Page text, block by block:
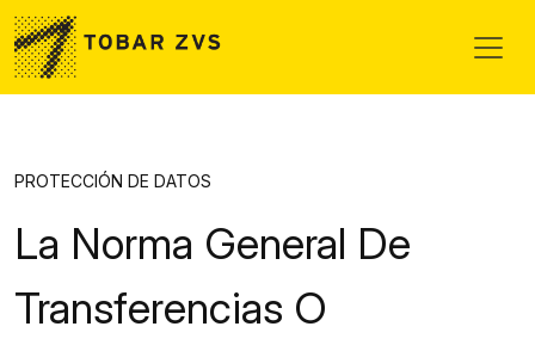
Skip to main content
PROTECCIÓN DE DATOS
La Norma General De
Transferencias O